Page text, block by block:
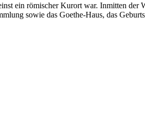
ein römischer Kurort war. Inmitten
sowie das Goethe-Haus, das